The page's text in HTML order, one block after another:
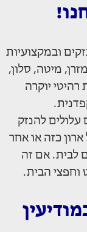
ובמקצועיות
מיטה, סלון,
יוקרה
להנזק
כזה או אחר
לבית. אם זה
וחפצי הבית.